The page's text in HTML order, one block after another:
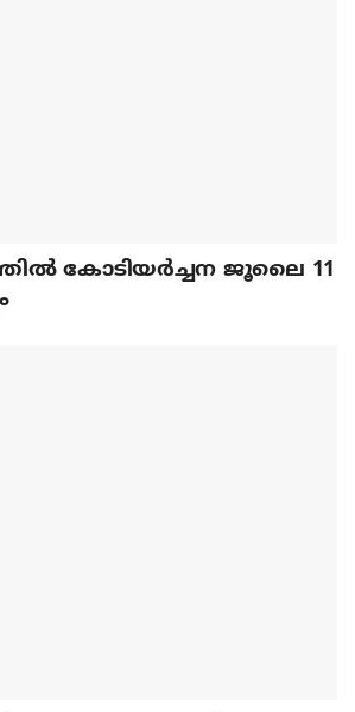
കോടിയര്‍ച്ചന ജൂലൈ 11